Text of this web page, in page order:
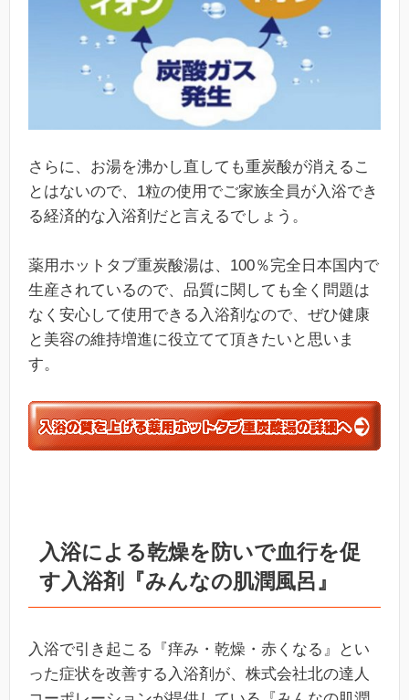
さらに、お湯を沸かし直しても重炭酸が消えるこ
とはないので、1粒の使用でご家族全員が入浴でき
る経済的な入浴剤だと言えるでしょう。
薬用ホットタブ重炭酸湯は、100％完全日本国内で
生産されているので、品質に関しても全く問題は
なく安心して使用できる入浴剤なので、ぜひ健康
と美容の維持増進に役立てて頂きたいと思いま
す。
入浴による乾燥を防いで血行を促
す入浴剤『みんなの肌潤風呂』
入浴で引き起こる『痒み・乾燥・赤くなる』とい
った症状を改善する入浴剤が、株式会社北の達人